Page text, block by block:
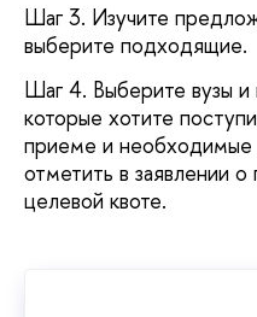
Шаг 3. Изучите
выберите подходящие.
Шаг 4. Выберите вузы и
которые хотите
приеме и необходимые
отметить в заявлении
целевой квоте.